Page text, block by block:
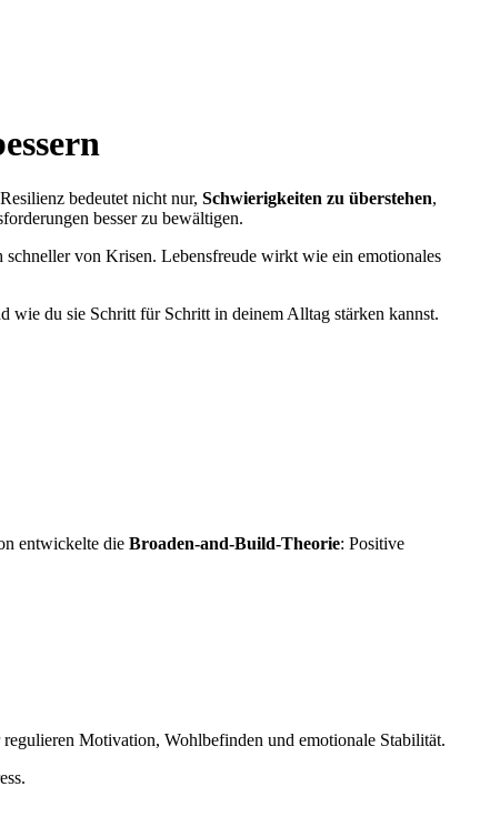
bedeutet nicht nur, Schwierigkeiten zu überstehen,
besser zu bewältigen.
von Krisen. Lebensfreude wirkt wie ein emotionales
wie du sie Schritt für Schritt in deinem Alltag stärken kannst.
entwickelte die Broaden-and-Build-Theorie: Positive
Motivation, Wohlbefinden und emotionale Stabilität.